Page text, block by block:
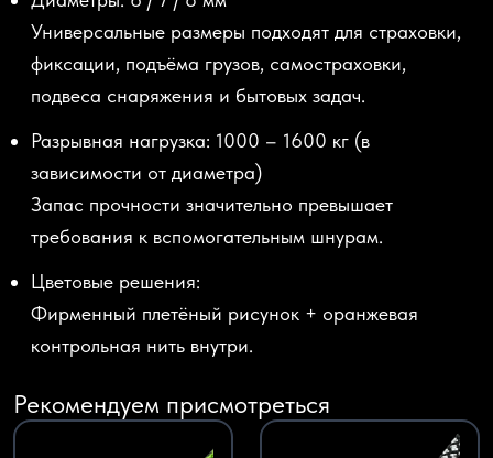
Универсальные размеры подходят для страховки,
фиксации, подъёма грузов, самостраховки,
подвеса снаряжения и бытовых задач.
Разрывная нагрузка: 1000 – 1600 кг (в
зависимости от диаметра)
Запас прочности значительно превышает
требования к вспомогательным шнурам.
Цветовые решения:
Фирменный плетёный рисунок + оранжевая
контрольная нить внутри.
Рекомендуем присмотреться